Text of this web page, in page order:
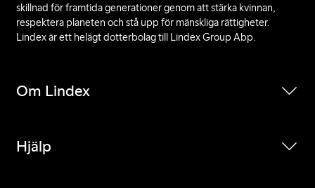
skillnad för framtida generationer genom att stärka kvinnan,
respektera planeten och stå upp för mänskliga rättigheter.
Lindex är ett helägt dotterbolag till Lindex Group Abp.
Om Lindex
Hjälp